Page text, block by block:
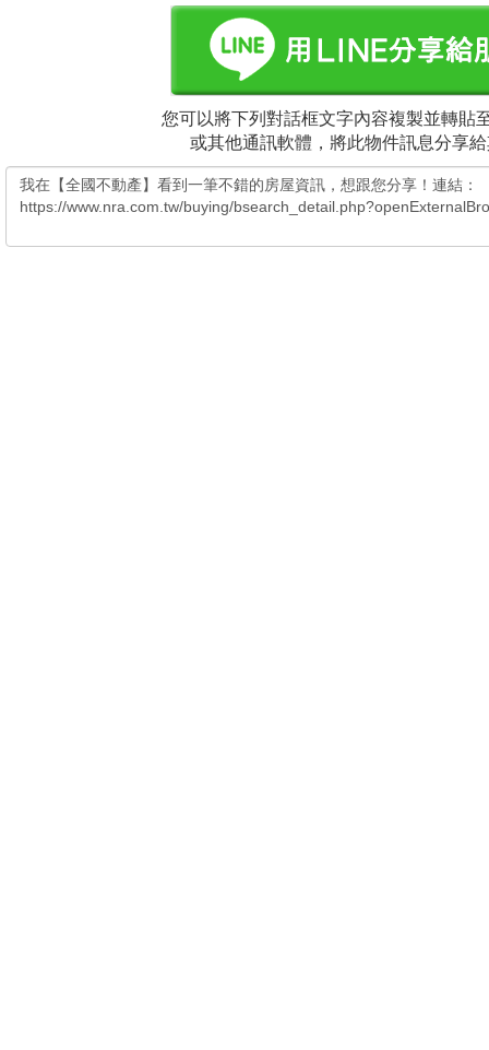
您可以將下列對話框文字內容複製並轉貼
或其他通訊軟體，將此物件訊息分享